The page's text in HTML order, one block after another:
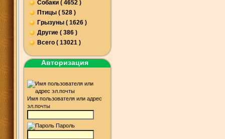
Собаки ( 4652 )
Птицы ( 528 )
Грызуны ( 1626 )
Другие ( 386 )
Всего ( 13021 )
Авторизация
Имя пользователя или адрес
эл.почты
Пароль